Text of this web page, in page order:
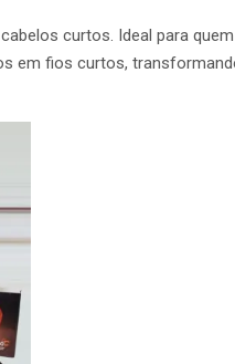
curtos. Ideal para
em fios curtos,